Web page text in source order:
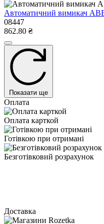
Автоматичний вимикач
08447
862.80 ₴
Показати ще
Оплата
Оплата карткой
Готівкою при отримані
Безготівковий розрахунок
Доставка